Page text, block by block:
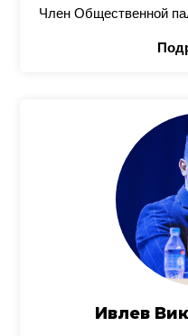
Член Общественной
Ивлев